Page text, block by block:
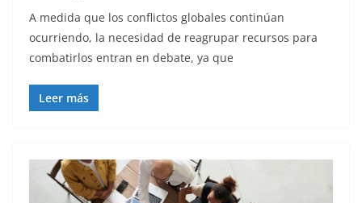
A medida que los conflictos globales continúan
ocurriendo, la necesidad de reagrupar recursos para
combatirlos entran en debate, ya que
Leer más